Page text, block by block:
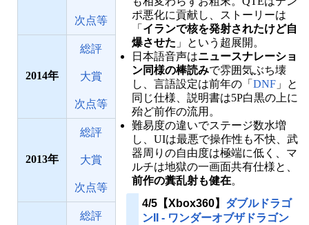
次点等
2014
総評
大賞
次点等
2013
総評
大賞
次点等
総評
ポ悪化に貢献し、ストーリーは
「 イランで核を発射されたけど自
爆させた 」という超展開。
日本語音声はニュースナレーショ
ン同様の棒読みで雰囲気ぶち壊
し、言語設定は前年の「 DNF 」と
同じ仕様、説明書は5P白黒の上に
殆ど前作の流用。
難易度の違いでステージ数水増
し、UIは最悪で操作性も不快、武
器周りの自由度は極端に低く、マ
ルチは地獄の一画面共有仕様と、
前作の糞乱射も健在。
4/5【Xbox360】 ダブルドラゴ
ンII - ワンダーオブザドラゴン